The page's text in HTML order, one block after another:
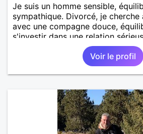
Je suis un homme sensible,
sympathique. Divorcé, je cherche
avec une compagne douce,
s'investir dans une relation
Voir le profil